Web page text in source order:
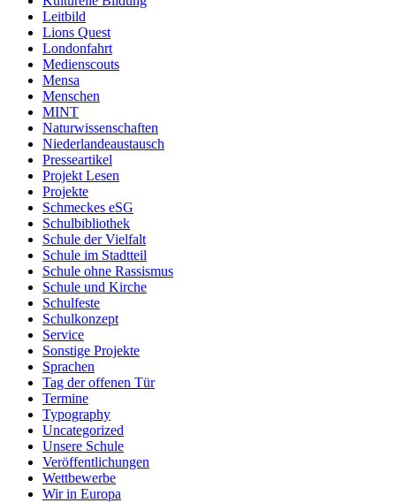
Leitbild
Lions Quest
Londonfahrt
Medienscouts
Mensa
Menschen
MINT
Naturwissenschaften
Niederlandeaustausch
Presseartikel
Projekt Lesen
Projekte
Schmeckes eSG
Schulbibliothek
Schule der Vielfalt
Schule im Stadtteil
Schule ohne Rassismus
Schule und Kirche
Schulfeste
Schulkonzept
Service
Sonstige Projekte
Sprachen
Tag der offenen Tür
Termine
Typography
Uncategorized
Unsere Schule
Veröffentlichungen
Wettbewerbe
Wir in Europa